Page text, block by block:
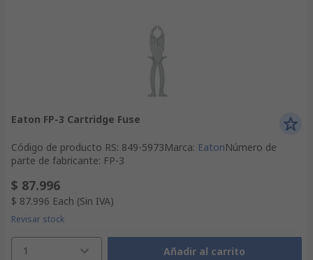
Eaton FP-3 Cartridge Fuse
Código de producto RS: 849-5973Marca: EatonNúmero de
parte de fabricante: FP-3
$ 87.996
$ 87.996 Each (Sin IVA)
Revisar stock
1 Añadir al carrito